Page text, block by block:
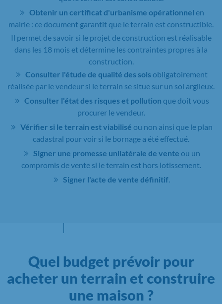
Obtenir un certificat d'urbanisme opérationnel en
mairie : ce document garantit que le terrain est constructible.
Il permet de savoir si le projet de construction est réalisable
dans les 18 mois et détermine les contraintes propres à la
construction.
Consulter l'étude de qualité des sols obligatoirement
réalisée par le vendeur si le terrain se situe sur un sol argileux.
Consulter l'état des risques et pollution que doit vous
procurer le vendeur.
Vérifier si le terrain est viabilisé ou non ainsi que le plan
cadastral pour voir si le bornage a été effectué.
Signer une promesse unilatérale de vente ou un
compromis de vente si le terrain est hors lotissement.
Signer l'acte de vente définitif
Quel budget prévoir pour
acheter un terrain et construire
une maison ?